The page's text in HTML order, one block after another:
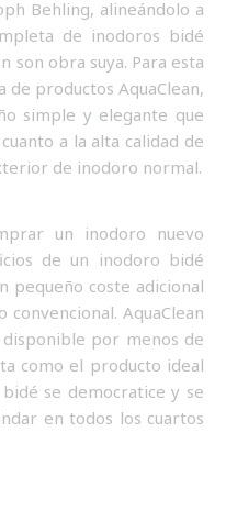
Behling, alineándolo a
de inodoros bidé
son obra suya. Para esta
productos AquaClean,
simple y elegante que
a la alta calidad de
de inodoro normal.
un inodoro nuevo
de un inodoro bidé
pequeño coste adicional
AquaClean
por menos de
como el producto ideal
se democratice y se
en todos los cuartos